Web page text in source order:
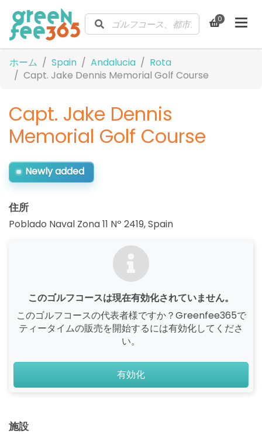
0
ホーム Spain Andalucia
Rota
Capt. Jake Dennis Memorial Golf Course
Capt. Jake Dennis
Memorial Golf Course
Newly added
住所
Poblado Naval Zona 11 Nº 2419,Spain
このゴルフコースは現在有効化されていません。
このゴルフコースの代表者様ですか？Greenfee365で
ティータイムの販売を開始するには有効化してくださ
い。
有効化
施設